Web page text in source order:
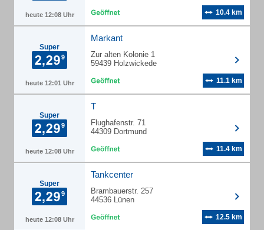
heute 12:08 Uhr 10.4 km
Super
heute 12:01 Uhr
Markant
Zur alten Kolonie 1
59439 Holzwickede
11.1 km
Super
heute 12:08 Uhr
T
Flughafenstr. 71
44309 Dortmund
11.4 km
Super
heute 12:08 Uhr
Tankcenter
Brambauerstr. 257
44536 Lünen
12.5 km